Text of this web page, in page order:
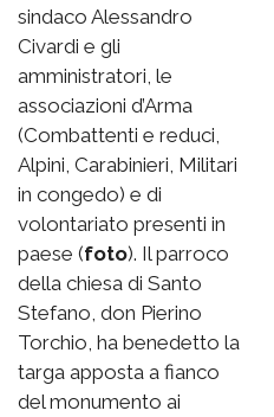
sindaco Alessandro
Civardi e gli
amministratori, le
associazioni d’Arma
(Combattenti e reduci,
Alpini, Carabinieri, Militari
in congedo) e di
volontariato presenti in
paese (foto). Il parroco
della chiesa di Santo
Stefano, don Pierino
Torchio, ha benedetto la
targa apposta a fianco
del monumento ai